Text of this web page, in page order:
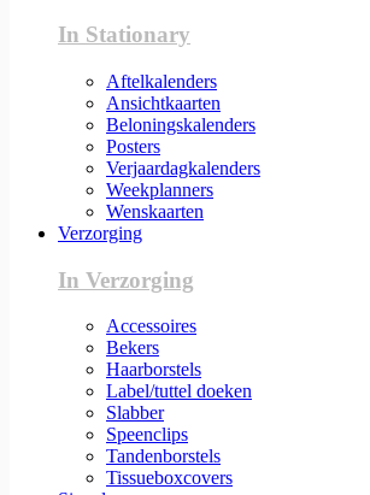
In Stationary
Aftelkalenders
Ansichtkaarten
Beloningskalenders
Posters
Verjaardagkalenders
Weekplanners
Wenskaarten
Verzorging
In Verzorging
Accessoires
Bekers
Haarborstels
Label/tuttel doeken
Slabber
Speenclips
Tandenborstels
Tissueboxcovers